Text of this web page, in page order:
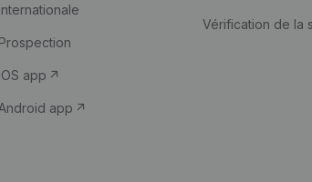
internationale
Prospection
iOS app
app
Vérification de la